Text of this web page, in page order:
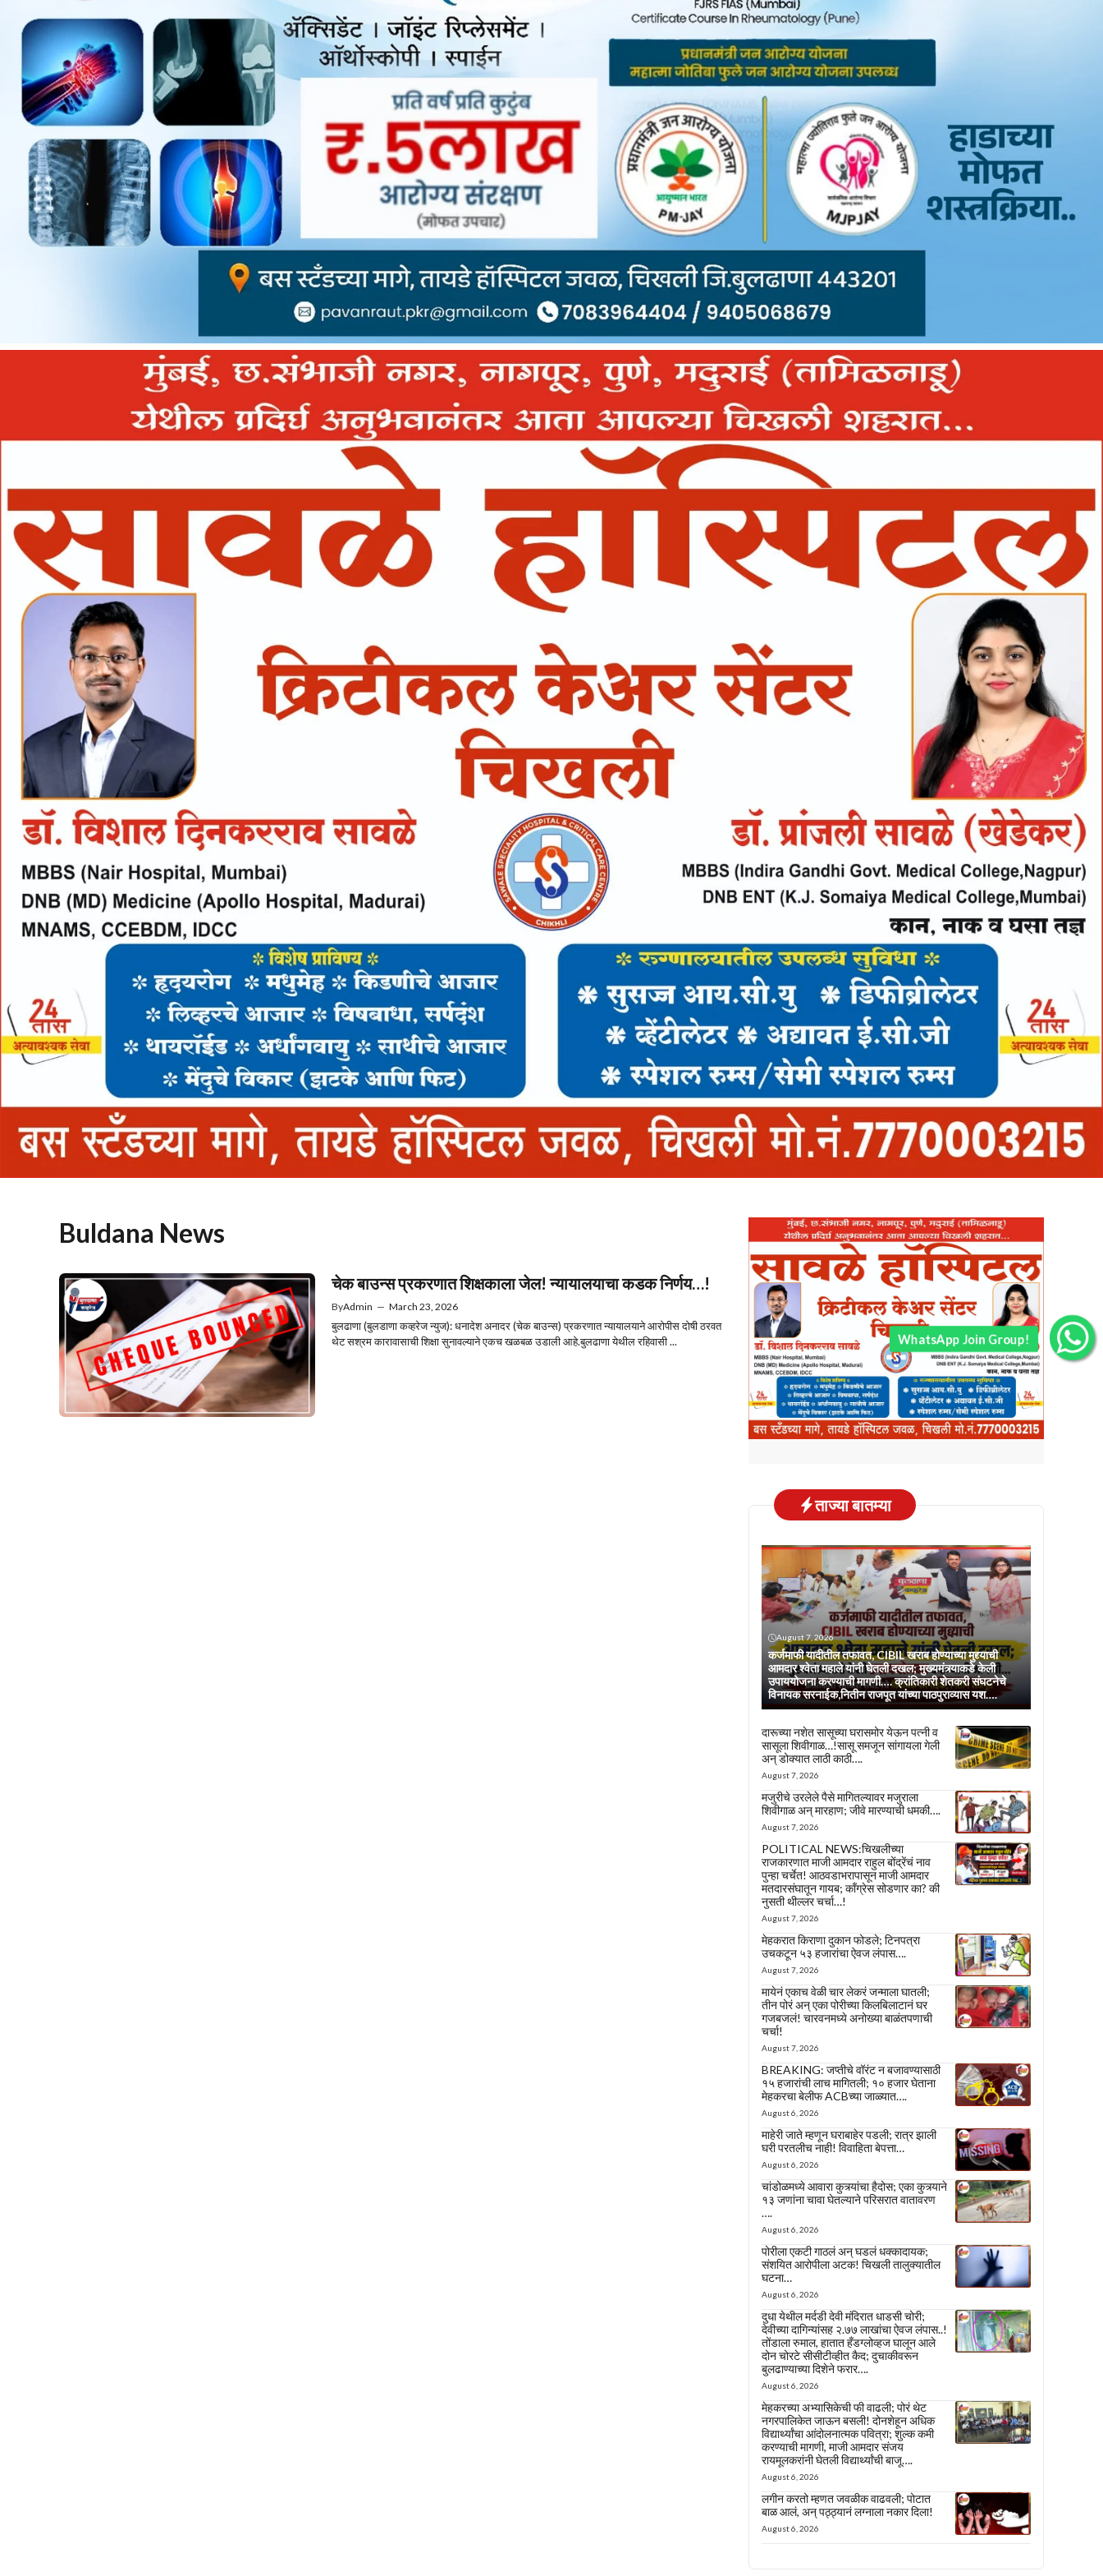
Buldana News
चेक बाउन्स प्रकरणात शिक्षकाला जेल! न्यायालयाचा कडक निर्णय…!
ByAdmin — March 23, 2026
बुलढाणा (बुलडाणा कव्हरेज न्युज): धनादेश अनादर (चेक बाउन्स) प्रकरणात न्यायालयाने आरोपीस दोषी ठरवत
थेट सश्रम कारावासाची शिक्षा सुनावल्याने एकच खळबळ उडाली आहे.बुलढाणा येथील रहिवासी ...
ताज्या बातम्या
August 7, 2026
कर्जमाफी यादीतील तफावत, CIBIL खराब होण्याच्या मुद्द्याची
आमदार श्वेता महाले यांनी घेतली दखल; मुख्यमंत्र्याकडे केली
उपाययोजना करण्याची मागणी…. क्रांतिकारी शेतकरी संघटनेचे
विनायक सरनाईक,नितीन राजपूत यांच्या पाठपुराव्यास यश….
दारूच्या नशेत सासूच्या घरासमोर येऊन पत्नी व
सासूला शिवीगाळ…!सासू समजून सांगायला गेली
अन् डोक्यात लाठी काठी….
August 7, 2026
मजुरीचे उरलेले पैसे मागितल्यावर मजुराला
शिवीगाळ अन् मारहाण; जीवे मारण्याची धमकी….
August 7, 2026
POLITICAL NEWS:चिखलीच्या
राजकारणात माजी आमदार राहुल बोंद्रेंचं नाव
पुन्हा चर्चेत! आठवडाभरापासून माजी आमदार
मतदारसंघातून गायब; काँग्रेस सोडणार का? की
नुसती थील्लर चर्चा…!
August 7, 2026
मेहकरात किराणा दुकान फोडले; टिनपत्रा
उचकटून ५३ हजारांचा ऐवज लंपास….
August 7, 2026
मायेनं एकाच वेळी चार लेकरं जन्माला घातली;
तीन पोरं अन् एका पोरीच्या किलबिलाटानं घर
गजबजलं! चारवनमध्ये अनोख्या बाळंतपणाची
चर्चा!
August 7, 2026
BREAKING: जप्तीचे वॉरंट न बजावण्यासाठी
१५ हजारांची लाच मागितली; १० हजार घेताना
मेहकरचा बेलीफ ACBच्या जाळ्यात….
August 6, 2026
माहेरी जाते म्हणून घराबाहेर पडली; रात्र झाली
घरी परतलीच नाही! विवाहिता बेपत्ता…
August 6, 2026
चांडोळमध्ये आवारा कुत्र्यांचा हैदोस; एका कुत्र्याने
१३ जणांना चावा घेतल्याने परिसरात वातावरण
….
August 6, 2026
पोरीला एकटी गाठलं अन् घडलं धक्कादायक;
संशयित आरोपीला अटक! चिखली तालुक्यातील
घटना…
August 6, 2026
दुधा येथील मर्दडी देवी मंदिरात धाडसी चोरी;
देवीच्या दागिन्यांसह २.७७ लाखांचा ऐवज लंपास..!
तोंडाला रुमाल, हातात हँडग्लोव्हज घालून आले
दोन चोरटे सीसीटीव्हीत कैद; दुचाकीवरून
बुलढाण्याच्या दिशेने फरार….
August 6, 2026
मेहकरच्या अभ्यासिकेची फी वाढली; पोरं थेट
नगरपालिकेत जाऊन बसली! दोनशेहून अधिक
विद्यार्थ्यांचा आंदोलनात्मक पवित्रा; शुल्क कमी
करण्याची मागणी, माजी आमदार संजय
रायमूलकरांनी घेतली विद्यार्थ्यांची बाजू….
August 6, 2026
लगीन करतो म्हणत जवळीक वाढवली; पोटात
बाळ आलं, अन् पठ्ठ्यानं लग्नाला नकार दिला!
August 6, 2026
WhatsApp Join Group!